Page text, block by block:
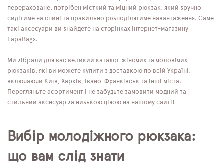
перераховане, потрібен місткий та міцний рюкзак, який зручно
сидітиме на спині та правильно розподілятиме навантаження. Саме
такі аксесуари ви знайдете на сторінках інтернет-магазину
LapaBags.
Ми зібрали для вас великий каталог жіночих та чоловічих
рюкзаків, які ви можете купити з доставкою по всій Україні,
включаючи Київ, Харків, Івано-Франківськ та інші міста.
Перегляньте асортимент і не забудьте замовити модний та
стильний аксесуар за низькою ціною на нашому сайті!
Вибір молодіжного рюкзака:
що вам слід знати